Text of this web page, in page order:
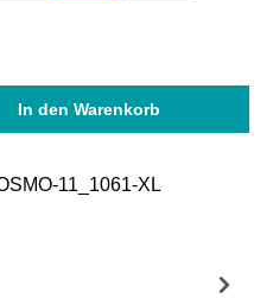
den gewünschten
In den Warenkorb
11_1061-XL